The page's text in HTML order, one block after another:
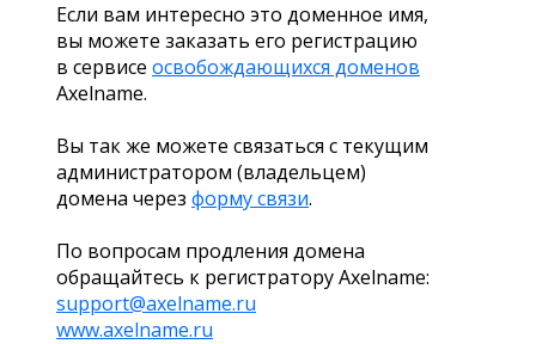
Если вам интересно это доменное имя,
вы можете заказать его регистрацию
в сервисе освобождающихся доменов
Axelname.
Вы так же можете связаться с текущим
администратором (владельцем)
домена через форму связи.
По вопросам продления домена
обращайтесь к регистратору Axelname:
support@axelname.ru
www.axelname.ru